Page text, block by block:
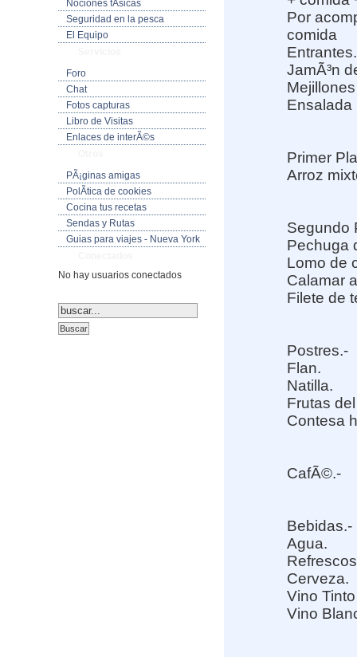
Nociones fÃ­sicas
Seguridad en la pesca
El Equipo
Foro
Chat
Fotos capturas
Libro de Visitas
Enlaces de interÃ©s
PÃ¡ginas amigas
PolÃ­tica de cookies
Cocina tus recetas
Sendas y Rutas
Guias para viajes - Nueva York
No hay usuarios conectados
Por
comida
JamÃ³n
Ensalada
Primer
Arroz
Segundo
Pechuga
Lomo de
Calamar
Filete de
Postres.-
Flan.
Natilla.
Frutas
Contesa
CafÃ©.-
Bebidas.-
Agua.
Cerveza.
Vino
Vino